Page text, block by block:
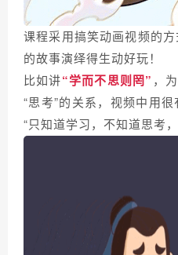
课程采用搞笑动画视频的
的故事演绎得生动好玩！
比如讲“学而不思则罔” ，
“思考”的关系，视频中用
“只知道学习，不知道思考